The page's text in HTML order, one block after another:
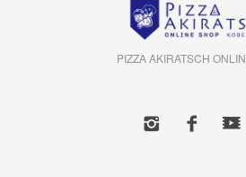
PIZZA AKIRATSCH